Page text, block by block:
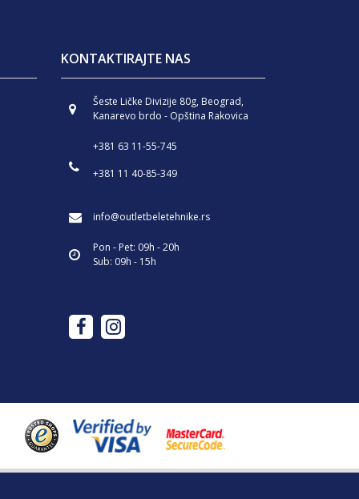
KONTAKTIRAJTE NAS
Šeste Ličke Divizije 80g, Beograd,
Kanarevo brdo - Opština Rakovica
+381 63 11-55-745
+381 11 40-85-349
info@outletbeletehnike.rs
Pon - Pet: 09h - 20h
Sub: 09h - 15h